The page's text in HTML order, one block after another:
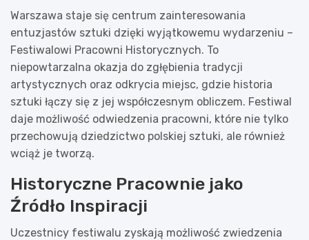
Warszawa staje się centrum zainteresowania
entuzjastów sztuki dzięki wyjątkowemu wydarzeniu –
Festiwalowi Pracowni Historycznych. To
niepowtarzalna okazja do zgłębienia tradycji
artystycznych oraz odkrycia miejsc, gdzie historia
sztuki łączy się z jej współczesnym obliczem. Festiwal
daje możliwość odwiedzenia pracowni, które nie tylko
przechowują dziedzictwo polskiej sztuki, ale również
wciąż je tworzą.
Historyczne Pracownie jako
Źródło Inspiracji
Uczestnicy festiwalu zyskają możliwość zwiedzenia